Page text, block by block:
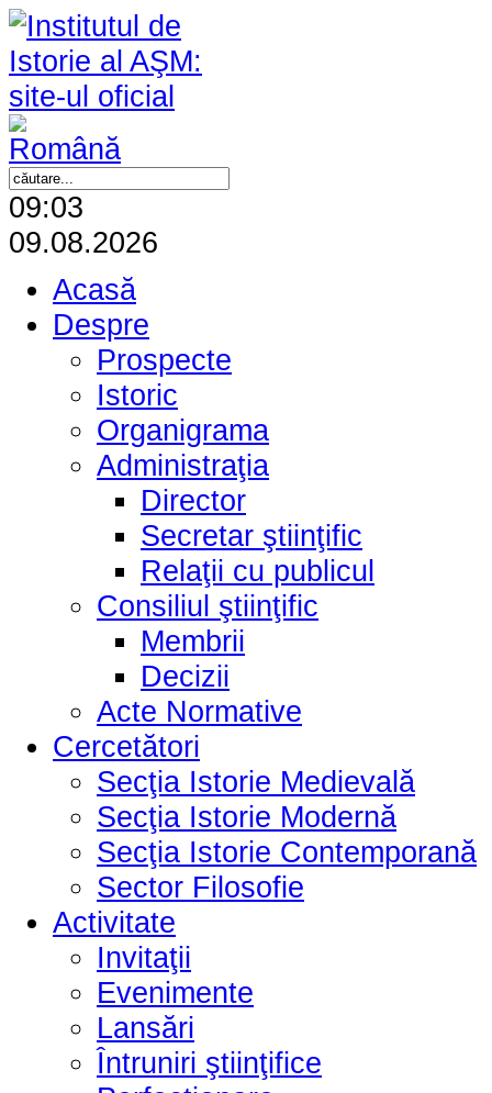
09:03
09.08.2026
Acasă
Despre
Prospecte
Istoric
Organigrama
Administraţia
Director
Secretar ştiinţific
Relaţii cu publicul
Consiliul ştiinţific
Membrii
Decizii
Acte Normative
Cercetători
Secţia Istorie Medievală
Secţia Istorie Modernă
Secţia Istorie Contemporană
Sector Filosofie
Activitate
Invitaţii
Evenimente
Lansări
Întruniri ştiinţifice